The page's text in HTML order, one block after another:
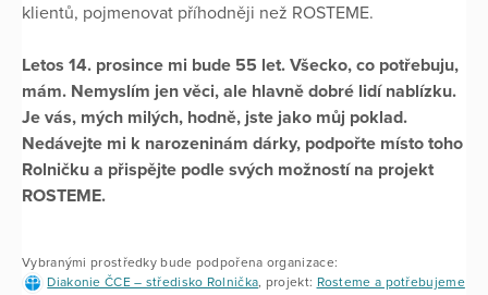
klientů, pojmenovat příhodněji než ROSTEME.
Letos 14. prosince mi bude 55 let. Všecko, co potřebuju,
mám. Nemyslím jen věci, ale hlavně dobré lidí nablízku.
Je vás, mých milých, hodně, jste jako můj poklad.
Nedávejte mi k narozeninám dárky, podpořte místo toho
Rolničku a přispějte podle svých možností na projekt
ROSTEME.
Vybranými prostředky bude podpořena organizace:
Diakonie ČCE – středisko Rolnička, projekt: Rosteme a potřebujeme